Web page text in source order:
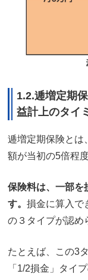
1.2.逓増定期
益計上のタイ
逓増定期保険とは
額が当初の5倍程
保険料は、一部を
す。 損金に算入で
の３タイプが認め
たとえば、この3
「1/2損金」タイ